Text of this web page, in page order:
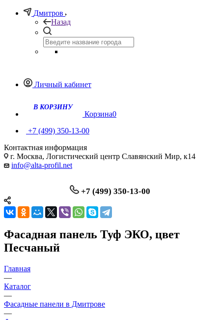
Дмитров
Назад
Личный кабинет
Корзина0
+7 (499) 350-13-00
Контактная информация
г. Москва, Логистический центр Славянский Мир, к14
info@alta-profil.net
+7 (499) 350-13-00
Фасадная панель Туф ЭКО, цвет
Песчаный
Главная
—
Каталог
—
Фасадные панели в Дмитрове
—